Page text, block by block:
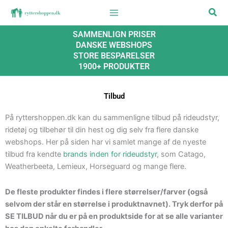
Søg
SAMMENLIGN PRISER
DANSKE WEBSHOPS
STORE BESPARELSER
1900+ PRODUKTER
Tilbud
På ryttershoppen.dk kan du sammenligne tilbud på rideudstyr,
ridetøj og tilbehør til din hest og dig selv fra flere danske
webshops. Her på siden har vi samlet mange af de nyeste
tilbud fra kendte brands inden for rideudstyr, som Catago,
Weatherbeeta, Lemieux, Horseguard og mange flere.
De fleste produkter findes i flere størrelser/farver (også
selvom der står en størrelse i produktnavnet). Tryk derfor på
SE TILBUD når du er på en produktside for at se alle varianter